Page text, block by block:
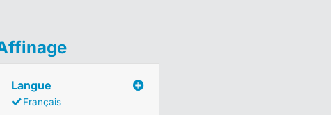
Langue
Français